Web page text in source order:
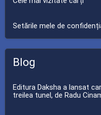
Setările mele de
Blog
Editura Daksha a lansat
treilea tunel, de Radu